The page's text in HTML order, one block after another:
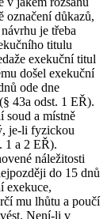
označení důkazů,
je třeba
titulu
exekuční titul
došel exekuční
ode dne
43a odst. 1 EŘ).
soud a místně
je-li fyzickou
1 a 2 EŘ).
náležitosti
do 15 dnů
exekuce,
mu lhůtu a poučí
Není-li v